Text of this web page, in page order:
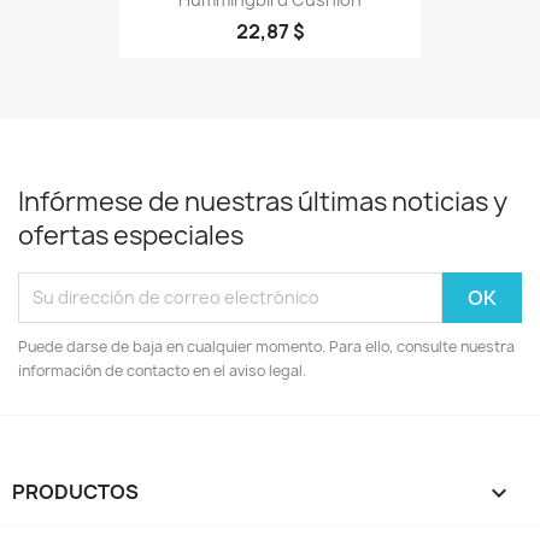
22,87 $
Infórmese de nuestras últimas noticias y
ofertas especiales
Puede darse de baja en cualquier momento. Para ello, consulte nuestra
información de contacto en el aviso legal.
PRODUCTOS 